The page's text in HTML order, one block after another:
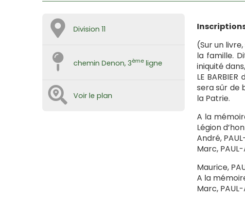
Division 11
chemin Denon, 3ème ligne
Voir le plan
(Sur un
la famille.
iniquité
LE
sera sûr de
la Patrie.
A la
Légion
André,
Marc,
Maurice,
A la
Marc,